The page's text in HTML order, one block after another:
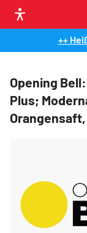
++
Opening
Plus;